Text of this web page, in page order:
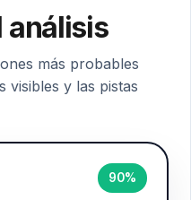
análisis
más probables
visibles y las pistas
90%